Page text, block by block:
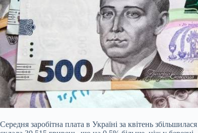
Середня заробітна плата в Україні за квітень